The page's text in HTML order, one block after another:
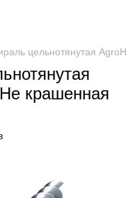
цельнотянутая
крашенная